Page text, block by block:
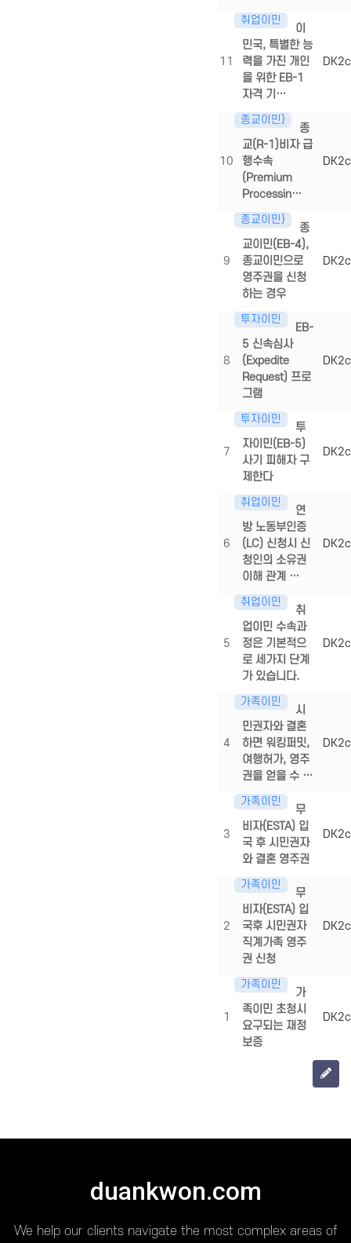
11
취업이민
이
민국, 특별한 능
력을 가진 개인
을 위한 EB-1
자격 기…
10
종교이민}
종
교(R-1)비자 급
행수속
(Premium
Processin…
9
종교이민}
종
교이민(EB-4),
종교이민으로
영주권을 신청
하는 경우
8
투자이민
EB-
5 신속심사
(Expedite
Request) 프로
그램
7
투자이민
투
자이민(EB-5)
사기 피해자 구
제한다
6
취업이민
연
방 노동부인증
(LC) 신청시 신
청인의 소유권
이해 관계 …
5
취업이민
취
업이민 수속과
정은 기본적으
로 세가지 단계
가 있습니다.
4
가족이민
시
민권자와 결혼
하면 워킹퍼밋,
여행허가, 영주
권을 얻을 수 …
3
가족이민
무
비자(ESTA) 입
국 후 시민권자
와 결혼 영주권
2
가족이민
무
비자(ESTA) 입
국후 시민권자
직계가족 영주
권 신청
1
가족이민
가
족이민 초청시
요구되는 재정
보증
duankwon.com
We help our clients navigate the most complex areas of